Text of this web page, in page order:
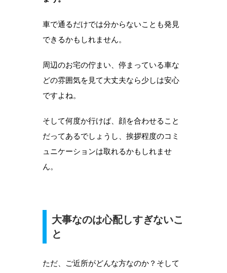
車で通るだけでは分からないことも発見
できるかもしれません。
周辺のお宅の佇まい、停まっている車な
どの雰囲気を見て大丈夫なら少しは安心
ですよね。
そして何度か行けば、顔を合わせること
だってあるでしょうし、挨拶程度のコミ
ュニケーションは取れるかもしれませ
ん。
大事なのは心配しすぎないこ
と
ただ、ご近所がどんな方なのか？そして